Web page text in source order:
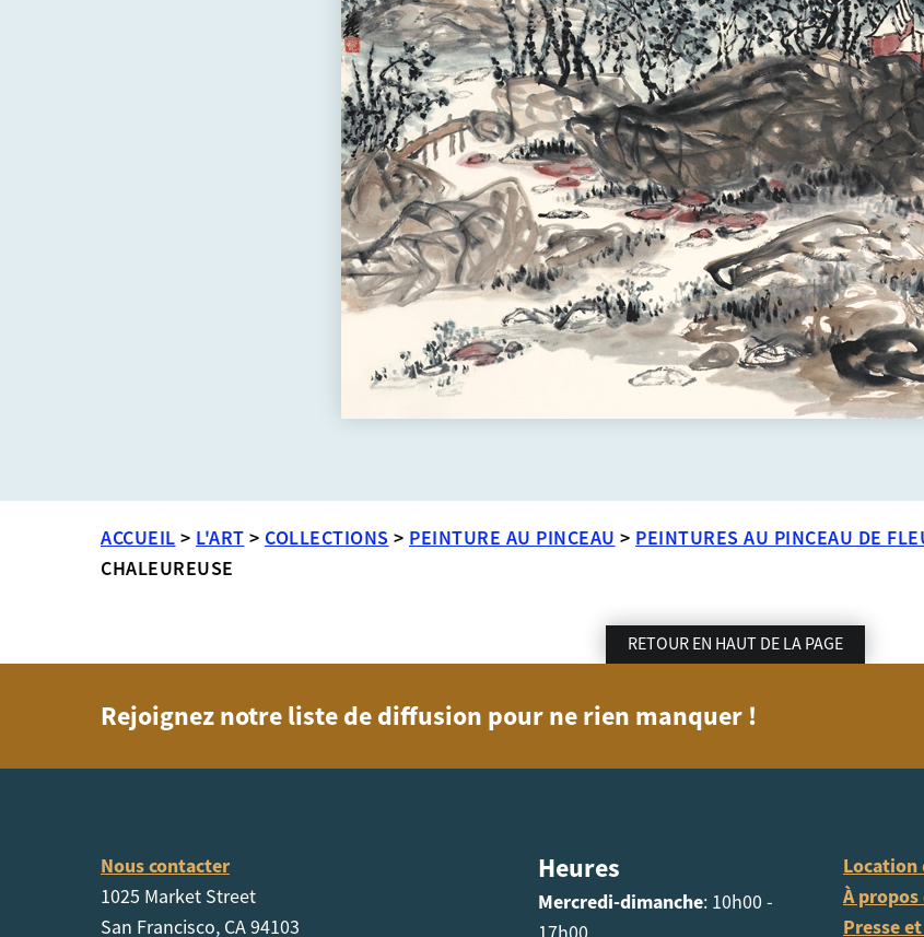
ACCUEIL > L'ART > COLLECTIONS > PEINTURE AU PINCEAU > PEINTURES AU PINCEAU DE
CHALEUREUSE
RETOUR EN HAUT DE LA PAGE
Rejoignez notre liste de diffusion pour ne rien manquer !
Nous contacter
1025 Market Street
San Francisco, CA 94103
Heures
Mercredi-dimanche: 10h00 -
Location
À propos
Presse